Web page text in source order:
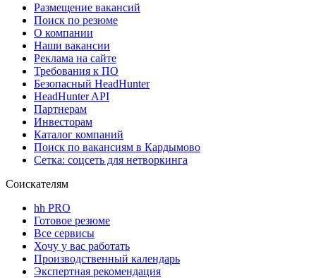
Размещение вакансий
Поиск по резюме
О компании
Наши вакансии
Реклама на сайте
Требования к ПО
Безопасный HeadHunter
HeadHunter API
Партнерам
Инвесторам
Каталог компаний
Поиск по вакансиям в Кардымово
Сетка: соцсеть для нетворкинга
Соискателям
hh PRO
Готовое резюме
Все сервисы
Хочу у вас работать
Производственный календарь
Экспертная рекомендация